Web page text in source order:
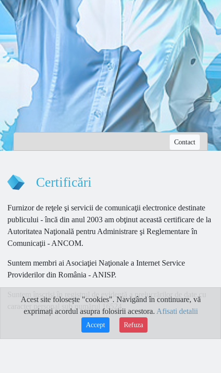
Contact
Certificări
Furnizor de reţele şi servicii de comunicaţii electronice destinate
publicului - încă din anul 2003 am obţinut această certificare de la
Autoritatea Naţională pentru Administrare şi Reglementare în
Comunicaţii - ANCOM.
Suntem membri ai Asociaţiei Naţionale a Internet Service
Providerilor din România - ANISP.
Suntem înscrişi în registrul de evidenţă a prelucrărilor de date cu
caracter personal sub numărul 16524.
Acest site folosește "cookies". Navigând în continuare, vă
exprimați acordul asupra folosirii acestora. Afisati detalii
Accept Refuza